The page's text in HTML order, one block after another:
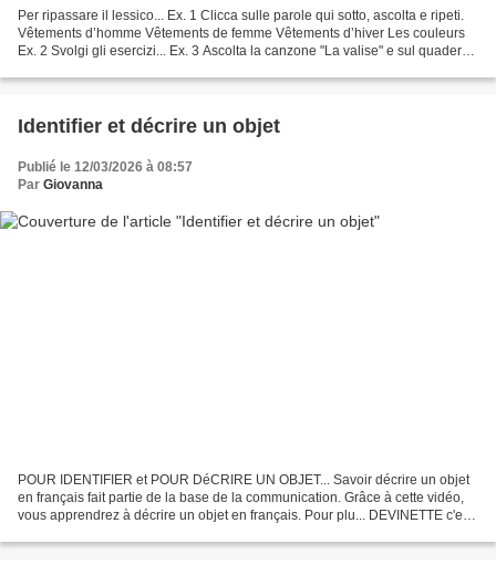
Per ripassare il lessico... Ex. 1 Clicca sulle parole qui sotto, ascolta e ripeti.
Vêtements d’homme Vêtements de femme Vêtements d’hiver Les couleurs
Ex. 2 Svolgi gli esercizi... Ex. 3 Ascolta la canzone "La valise" e sul quaderno
Identifier et décrire un objet
Publié le 12/03/2026 à 08:57
Par Giovanna
POUR IDENTIFIER et POUR DéCRIRE UN OBJET... Savoir décrire un objet
en français fait partie de la base de la communication. Grâce à cette vidéo,
vous apprendrez à décrire un objet en français. Pour plu... DEVINETTE c'est